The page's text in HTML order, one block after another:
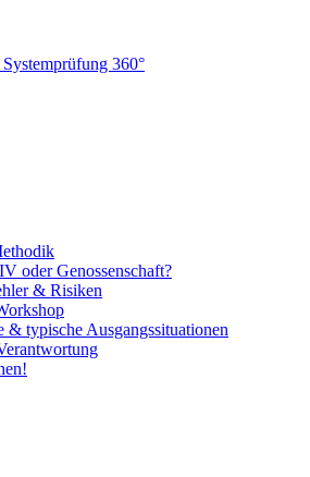
360°
oder Genossenschaft?
& Risiken
& typische Ausgangssituationen